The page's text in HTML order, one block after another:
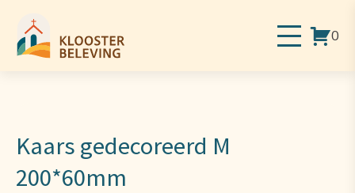
0
Kaars gedecoreerd M
200*60mm